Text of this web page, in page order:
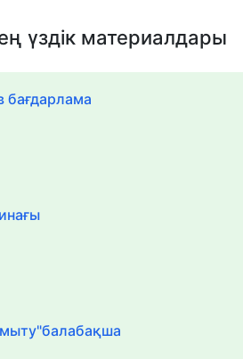
үздік материалдары